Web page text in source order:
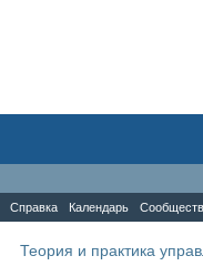
Справка Календарь
Теория и практика